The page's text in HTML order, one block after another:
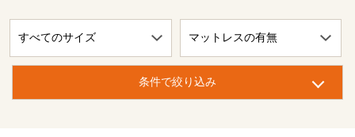
条件で絞り込み